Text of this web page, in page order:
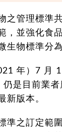
之管理標準
，並強化食
生物標準分
年）7 月
是目前業者
新版本。
準之訂定範